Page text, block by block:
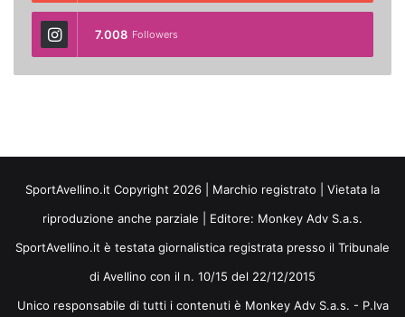
7.008 Followers
SportAvellino.it Copyright 2026 | Marchio registrato | Vietata la
riproduzione anche parziale | Editore: Monkey Adv S.a.s.
SportAvellino.it è testata giornalistica registrata presso il Tribunale
di Avellino con il n. 10/15 del 22/12/2015
Unico responsabile di tutti i contenuti è Monkey Adv S.a.s. - P.Iva